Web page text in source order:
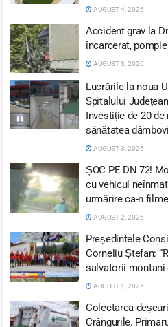
AUGUST 4, 2026
Accident grav la
încarcerat,
AUGUST 3, 2026
Lucrările la noua
Spitalului
Investiție de 20
sănătatea
AUGUST 3, 2026
ȘOC PE DN 72!
cu vehicul
urmărire ca-n filme
AUGUST 2, 2026
Președintele
Corneliu Ștefan:
salvatorii montani
AUGUST 1, 2026
Colectarea
Crângurile.